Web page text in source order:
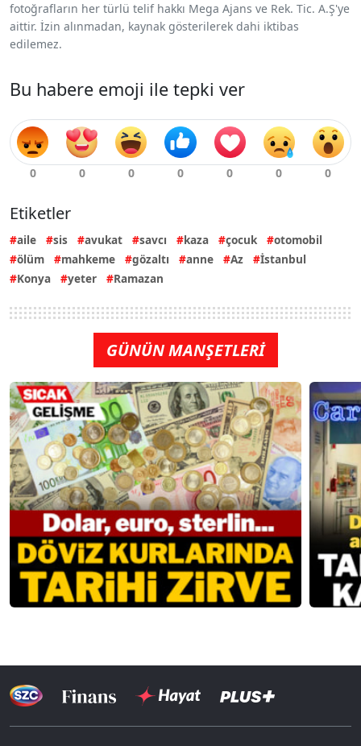
fotoğrafların her türlü telif hakkı Mega Ajans ve Rek. Tic. A.Ş'ye
aittir. İzin alınmadan, kaynak gösterilerek dahi iktibas
edilemez.
Bu habere emoji ile tepki ver
Etiketler
aile sis avukat savcı kaza çocuk
otomobil
ölüm
mahkeme gözaltı anne Az
İstanbul
Konya
yeter Ramazan
GÜNÜN MANŞETLERİ